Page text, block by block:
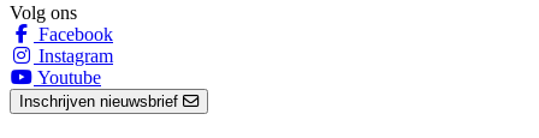
Volg ons
Facebook
Instagram
Youtube
Inschrijven nieuwsbrief